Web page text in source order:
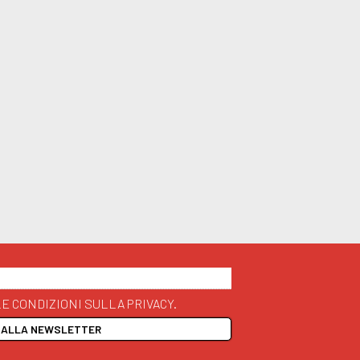
CONDIZIONI SULLA PRIVACY.
NEWSLETTER